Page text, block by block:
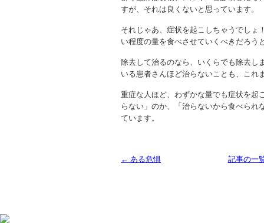
すが、それは良くないと思っています。
それじゃあ、症状を起こしちゃうでしょ
い程度の量を食べさせていくべきだろう
除去して治るのなら、いくらでも除去し
いる患者さんほど治らないことも、これ
重症な人ほど、わずかな量でも症状を起
らない」のか、「治らないから食べられ
ています。
← ある危惧 記事の一